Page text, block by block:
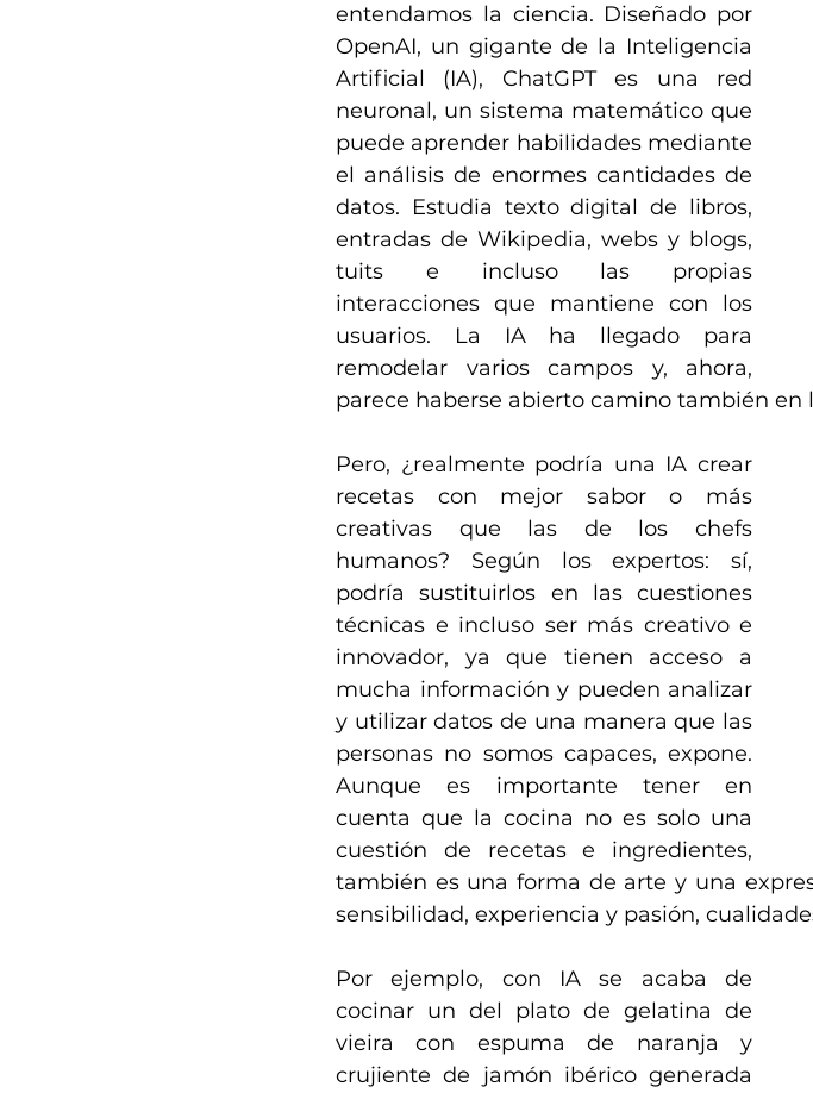
entendamos la ciencia. Diseñado por
OpenAI, un gigante de la Inteligencia
Artificial (IA), ChatGPT es una red
neuronal, un sistema matemático que
puede aprender habilidades mediante
el análisis de enormes cantidades de
datos. Estudia texto digital de libros,
entradas de Wikipedia, webs y blogs,
tuits e incluso las propias
interacciones que mantiene con los
usuarios. La IA ha llegado para
remodelar varios campos y, ahora,
parece haberse abierto camino también en
Pero, ¿realmente podría una IA crear
recetas con mejor sabor o más
creativas que las de los chefs
humanos? Según los expertos: sí,
podría sustituirlos en las cuestiones
técnicas e incluso ser más creativo e
innovador, ya que tienen acceso a
mucha información y pueden analizar
y utilizar datos de una manera que las
personas no somos capaces, expone.
Aunque es importante tener en
cuenta que la cocina no es solo una
cuestión de recetas e ingredientes,
también es una forma de arte y una
sensibilidad, experiencia y pasión,
Por ejemplo, con IA se acaba de
cocinar un del plato de gelatina de
vieira con espuma de naranja y
crujiente de jamón ibérico generada